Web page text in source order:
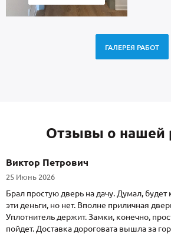
ГАЛЕРЕЯ РАБОТ
Отзывы о нашей
Виктор Петрович
25 Июнь 2026
Брал простую дверь на дачу. Думал, будет
эти деньги, но нет. Вполне приличная
Уплотнитель держит. Замки, конечно,
пойдет. Доставка дороговата вышла за